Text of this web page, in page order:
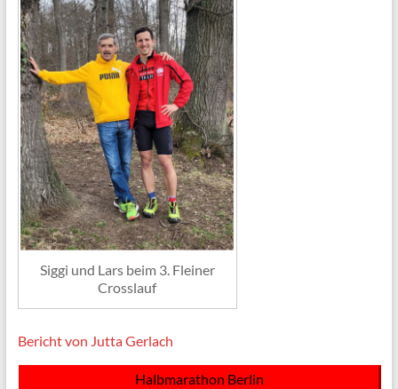
Siggi und Lars beim 3. Fleiner
Crosslauf
Bericht von Jutta Gerlach
Halbmarathon Berlin